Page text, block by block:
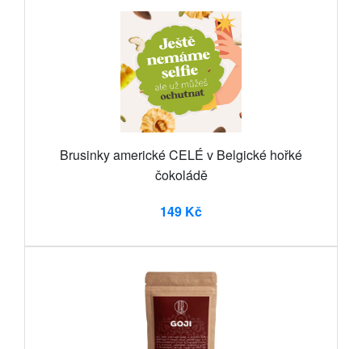
Brusinky americké CELÉ v Belgické hořké
čokoládě
149 Kč